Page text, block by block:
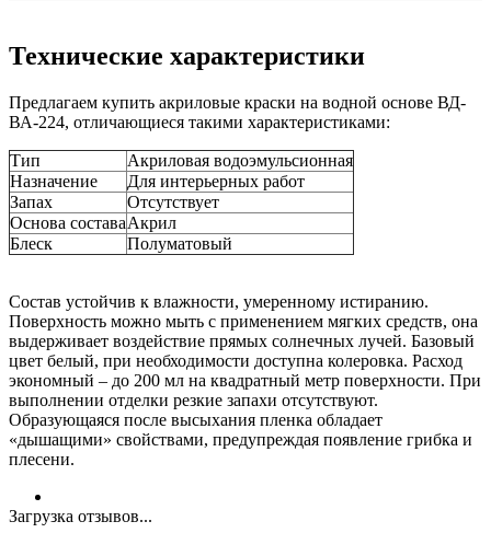
Технические характеристики
Предлагаем купить акриловые краски на водной основе ВД-
ВА-224, отличающиеся такими характеристиками:
Тип
Акриловая водоэмульсионная
Назначение
Для интерьерных работ
Запах
Отсутствует
Основа составаАкрил
Блеск
Полуматовый
Состав устойчив к влажности, умеренному истиранию.
Поверхность можно мыть с применением мягких средств, она
выдерживает воздействие прямых солнечных лучей. Базовый
цвет белый, при необходимости доступна колеровка. Расход
экономный – до 200 мл на квадратный метр поверхности. При
выполнении отделки резкие запахи отсутствуют.
Образующаяся после высыхания пленка обладает
«дышащими» свойствами, предупреждая появление грибка и
плесени.
Загрузка отзывов...